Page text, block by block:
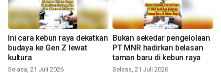
Ini cara kebun raya dekatkan
budaya ke Gen Z lewat
kultura
Selasa, 21 Juli 2026
Bukan sekedar pengelolaan
PT MNR hadirkan belasan
taman baru di kebun raya
Selasa, 21 Juli 2026